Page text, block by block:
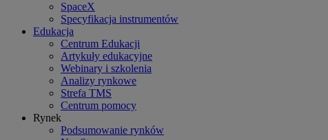
SpaceX
Specyfikacja instrumentów
Edukacja
Centrum Edukacji
Artykuły edukacyjne
Webinary i szkolenia
Analizy rynkowe
Strefa TMS
Centrum pomocy
Rynek
Podsumowanie rynków